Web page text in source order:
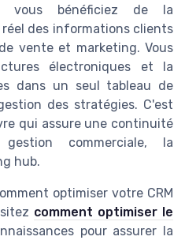
vous bénéficiez de la
des informations clients
vente et marketing. Vous
électroniques et la
dans un seul tableau de
des stratégies. C'est
qui assure une continuité
commerciale, la
hub.
optimiser votre CRM
comment optimiser le
pour assurer la